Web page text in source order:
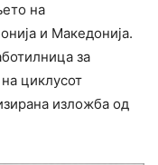
на
и Македонија.
за
циклусот
изложба од